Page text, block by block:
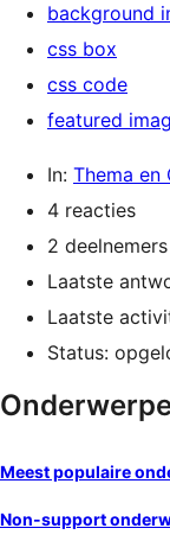
background
css box
css code
featured
In: Thema en
4 reacties
2 deelnemers
Laatste
Laatste
Status:
Meest populaire
Non-support